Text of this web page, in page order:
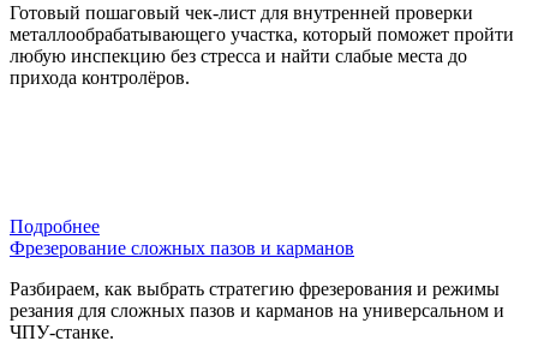
Готовый пошаговый чек-лист для внутренней проверки
металлообрабатывающего участка, который поможет пройти
любую инспекцию без стресса и найти слабые места до
прихода контролёров.
Подробнее
Фрезерование сложных пазов и карманов
Разбираем, как выбрать стратегию фрезерования и режимы
резания для сложных пазов и карманов на универсальном и
ЧПУ-станке.